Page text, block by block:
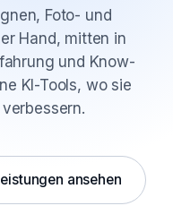
Foto- und
Hand, mitten in
und Know-
KI-Tools, wo sie
ansehen